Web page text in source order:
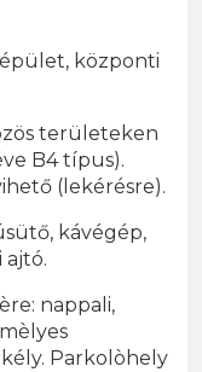
központi
területeken
B4 típus).
(lekérésre).
kávégép,
ajtó.
nappali,
Parkolòhely